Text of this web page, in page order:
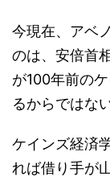
今現在、アベ
のは、安倍首
が100年前の
るからではな
ケインズ経済
れば借り手が